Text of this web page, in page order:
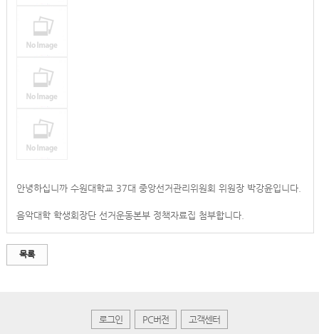
안녕하십니까 수원대학교 37대 중앙선거관리위원회 위원장 박강윤입니다.
음악대학 학생회장단 선거운동본부 정책자료집 첨부합니다.
목록
로그인 PC버전 고객센터